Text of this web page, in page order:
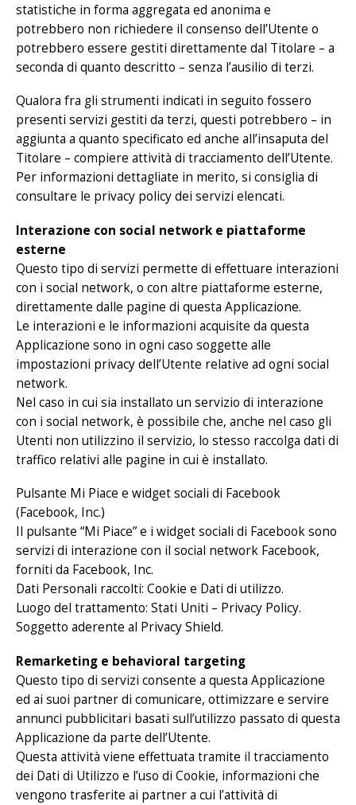
statistiche in forma aggregata ed anonima e
potrebbero non richiedere il consenso dell’Utente o
potrebbero essere gestiti direttamente dal Titolare – a
seconda di quanto descritto – senza l’ausilio di terzi.
Qualora fra gli strumenti indicati in seguito fossero
presenti servizi gestiti da terzi, questi potrebbero – in
aggiunta a quanto specificato ed anche all’insaputa del
Titolare – compiere attività di tracciamento dell’Utente.
Per informazioni dettagliate in merito, si consiglia di
consultare le privacy policy dei servizi elencati.
Interazione con social network e piattaforme
esterne
Questo tipo di servizi permette di effettuare interazioni
con i social network, o con altre piattaforme esterne,
direttamente dalle pagine di questa Applicazione.
Le interazioni e le informazioni acquisite da questa
Applicazione sono in ogni caso soggette alle
impostazioni privacy dell’Utente relative ad ogni social
network.
Nel caso in cui sia installato un servizio di interazione
con i social network, è possibile che, anche nel caso gli
Utenti non utilizzino il servizio, lo stesso raccolga dati di
traffico relativi alle pagine in cui è installato.
Pulsante Mi Piace e widget sociali di Facebook
(Facebook, Inc.)
Il pulsante “Mi Piace” e i widget sociali di Facebook sono
servizi di interazione con il social network Facebook,
forniti da Facebook, Inc.
Dati Personali raccolti: Cookie e Dati di utilizzo.
Luogo del trattamento: Stati Uniti – Privacy Policy.
Soggetto aderente al Privacy Shield.
Remarketing e behavioral targeting
Questo tipo di servizi consente a questa Applicazione
ed ai suoi partner di comunicare, ottimizzare e servire
annunci pubblicitari basati sull’utilizzo passato di questa
Applicazione da parte dell’Utente.
Questa attività viene effettuata tramite il tracciamento
dei Dati di Utilizzo e l’uso di Cookie, informazioni che
vengono trasferite ai partner a cui l’attività di